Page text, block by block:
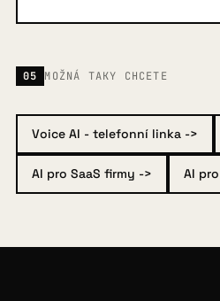
05 MOŽNÁ TAKY CHCETE
Voice AI - telefonní linka ->
AI pro SaaS firmy -> AI